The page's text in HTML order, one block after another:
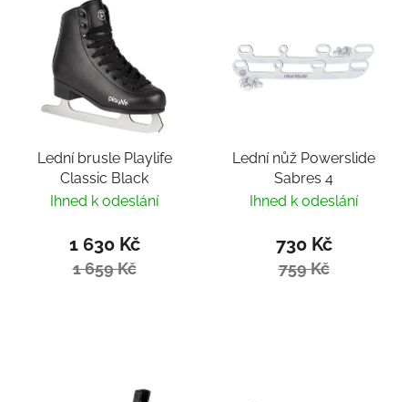
Lední brusle Playlife
Classic Black
Ihned k odeslání
1 630 Kč
1 659 Kč
Lední nůž Powerslide
Sabres 4
Ihned k odeslání
730 Kč
759 Kč